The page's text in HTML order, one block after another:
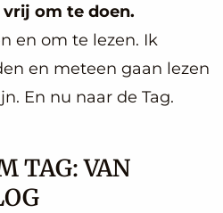
vrij om te doen.
en om te lezen. Ik
en meteen gaan lezen
En nu naar de Tag.
TAG: VAN